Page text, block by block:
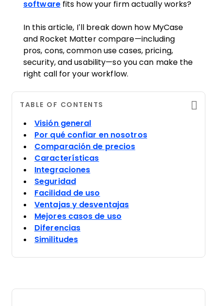
softwarefits how your firm actually works?
In this article, I’ll break down how MyCase
and Rocket Matter compare—including
pros, cons, common use cases, pricing,
security, and usability—so you can make the
right call for your workflow.
TABLE OF CONTENTS
Visión general
Por qué confiar en nosotros
Comparación de precios
Características
Integraciones
Seguridad
Facilidad de uso
Ventajas y desventajas
Mejores casos de uso
Diferencias
Similitudes